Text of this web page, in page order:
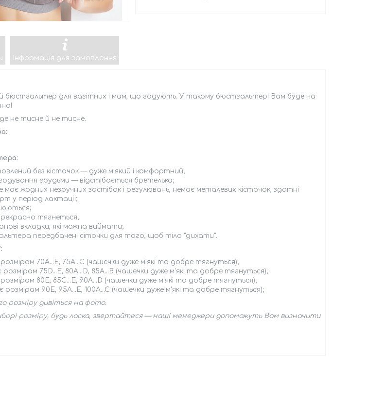
Інформація для замовлення
бюстгальтер для вагітних і мам, що годують. У такому бюстгальтері Вам буде на
не тисне й не тисне.
без кісточок — дуже м'який і комфортний;
грудьми — відстібається бретелька;
жодних незручних застібок і регулювань, немає металевих кісточок, здатні
у період лактації;
тягнеться;
вкладки, які можна виймати;
передбачені сіточки для того, щоб тіло "дихати".
розмірам 70A...E, 75A...C (чашечки дуже м'які та добре тягнуться);
розмірам 75D...E, 80A...D, 85A...B (чашечки дуже м'які та добре тягнуться);
розмірам 80E, 85C...E, 90A...D (чашечки дуже м'які та добре тягнуться);
розмірам 90E, 95A...E, 100A...C (чашечки дуже м'які та добре тягнуться);
розміру дивіться на фото.
розміру, будь ласка, звертайтеся — наші менеджери допоможуть Вам визначити